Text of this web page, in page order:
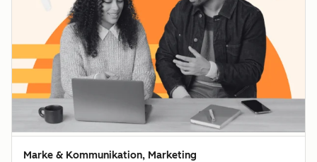
Marke & Kommunikation, Marketing